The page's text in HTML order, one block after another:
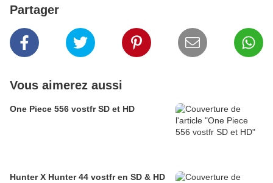
Partager
Vous aimerez aussi
One Piece 556 vostfr SD et HD
Hunter X Hunter 44 vostfr en SD & HD